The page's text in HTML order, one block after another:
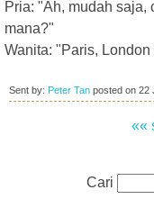
Pria: "Ah, mudah saja,
mana?"
Wanita: "Paris,
Sent by: Peter Tan posted on 22
««
Cari